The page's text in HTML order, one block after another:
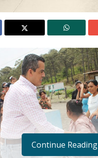
Continue Reading